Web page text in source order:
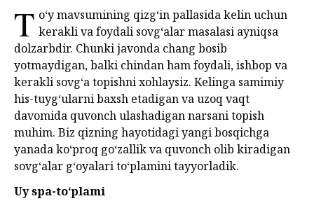
T o‘y mavsumining qizg‘in pallasida kelin uchun
kerakli va foydali sovg‘alar masalasi ayniqsa
dolzarbdir. Chunki javonda chang bosib
yotmaydigan, balki chindan ham foydali, ishbop va
kerakli sovg‘a topishni xohlaysiz. Kelinga samimiy
his-tuyg‘ularni baxsh etadigan va uzoq vaqt
davomida quvonch ulashadigan narsani topish
muhim. Biz qizning hayotidagi yangi bosqichga
yanada ko‘proq go‘zallik va quvonch olib kiradigan
sovg‘alar g‘oyalari to‘plamini tayyorladik.
Uy spa-to‘plami